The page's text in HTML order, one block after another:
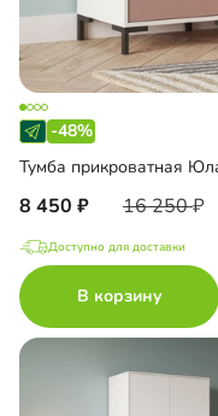
-48%
Тумба прикроватная
8 450 16 250
Доступно для доставки
В корзину